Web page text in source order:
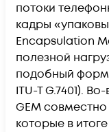
потоки
кадры
Encapsulation
полезной
подобный
ITU-T G.7401).
GEM
которые в